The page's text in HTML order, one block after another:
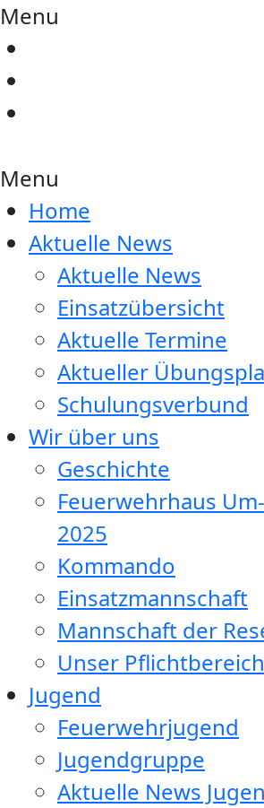
Menu
Menu
Home
Aktuelle News
Aktuelle News
Einsatzübersicht
Aktuelle Termine
Aktueller
Schulungsverbund
Wir über uns
Geschichte
Feuerwehrhaus
2025
Kommando
Einsatzmannschaft
Mannschaft der
Unser Pflichtbereich
Jugend
Feuerwehrjugend
Jugendgruppe
Aktuelle News